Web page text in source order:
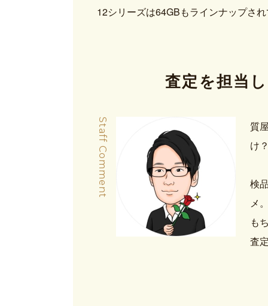
12シリーズは64GBもラインナップさ
査定を担当
Staff Comment
質
け
検
メ
も
査